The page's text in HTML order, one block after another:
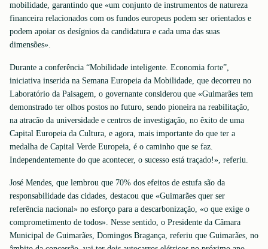
mobilidade, garantindo que «um conjunto de instrumentos de natureza
financeira relacionados com os fundos europeus podem ser orientados e
podem apoiar os desígnios da candidatura e cada uma das suas
dimensões».
Durante a conferência “Mobilidade inteligente. Economia forte”,
iniciativa inserida na Semana Europeia da Mobilidade, que decorreu no
Laboratório da Paisagem, o governante considerou que «Guimarães tem
demonstrado ter olhos postos no futuro, sendo pioneira na reabilitação,
na atracão da universidade e centros de investigação, no êxito de uma
Capital Europeia da Cultura, e agora, mais importante do que ter a
medalha de Capital Verde Europeia, é o caminho que se faz.
Independentemente do que acontecer, o sucesso está traçado!», referiu.
José Mendes, que lembrou que 70% dos efeitos de estufa são da
responsabilidade das cidades, destacou que «Guimarães quer ser
referência nacional» no esforço para a descarbonização, «o que exige o
comprometimento de todos». Nesse sentido, o Presidente da Câmara
Municipal de Guimarães, Domingos Bragança, referiu que Guimarães, no